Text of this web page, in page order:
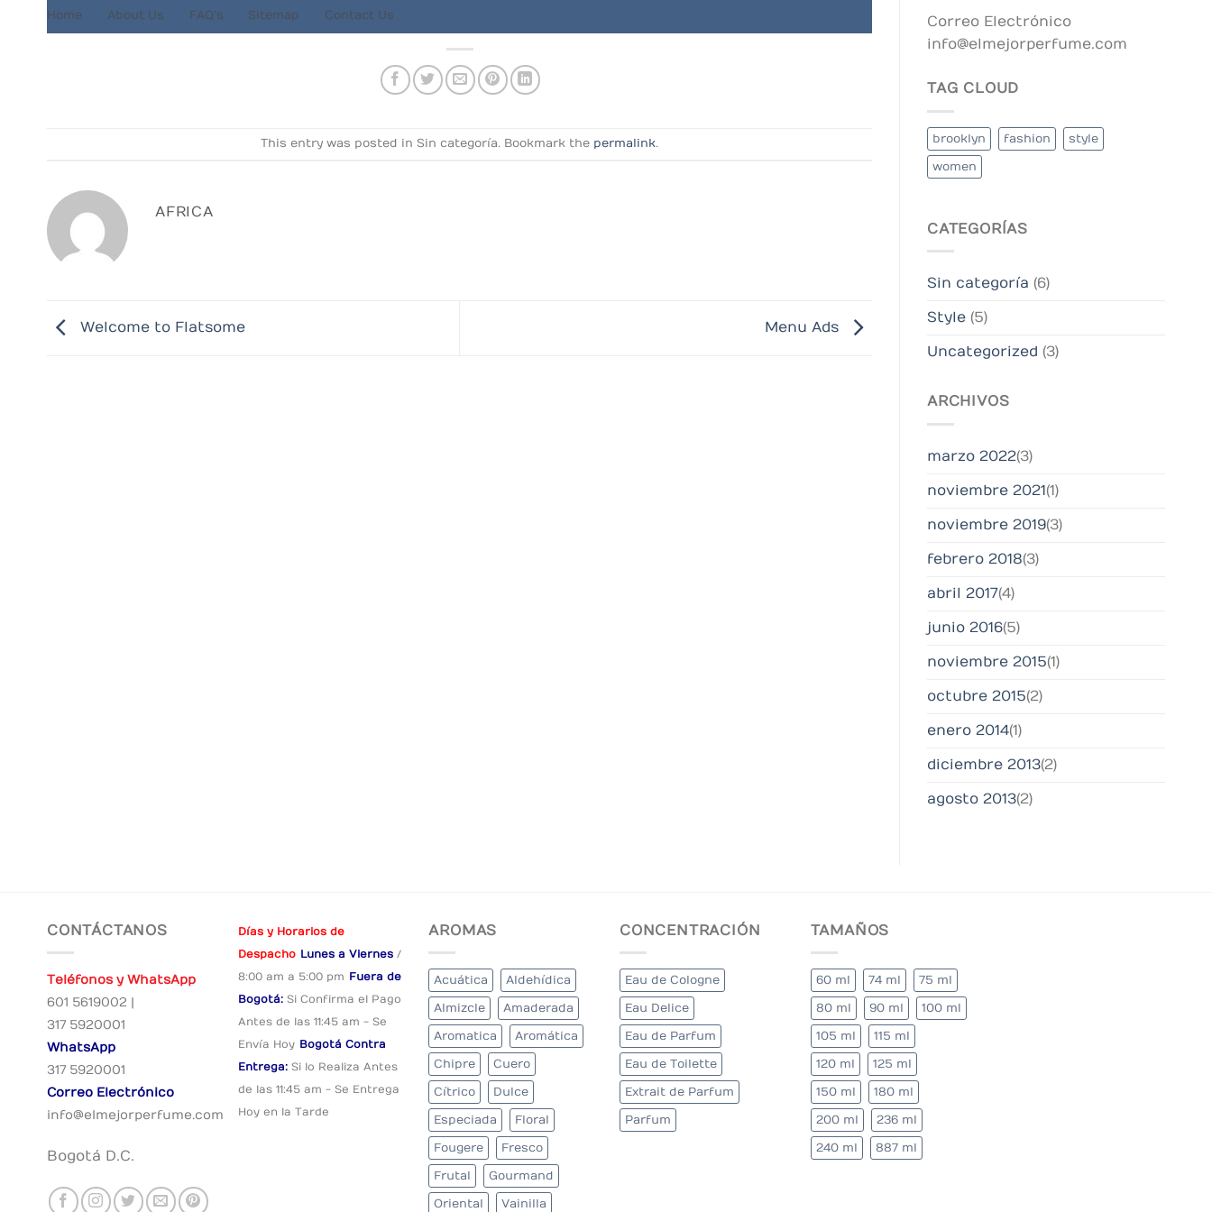
Home About Us FAQ’s Sitemap Contact Us
This entry was posted in Sin categoría. Bookmark the permalink.
AFRICA
Welcome to Flatsome Menu Ads
Correo Electrónico
info@elmejorperfume.com
TAG CLOUD
brooklyn fashion style
women
CATEGORÍAS
Sin categoría (6)
Style (5)
Uncategorized (3)
ARCHIVOS
marzo 2022(3)
noviembre 2021(1)
noviembre 2019(3)
febrero 2018(3)
abril 2017(4)
junio 2016(5)
noviembre 2015(1)
octubre 2015(2)
enero 2014(1)
diciembre 2013(2)
agosto 2013(2)
CONTÁCTANOS
Teléfonos y WhatsApp
601 5619002 |
317 5920001
WhatsApp
317 5920001
Correo Electrónico
info@elmejorperfume.com
Bogotá D.C.
Días y Horarios de
Despacho Lunes a Viernes /
8:00 am a 5:00 pm Fuera de
Bogotá: Si Confirma el Pago
Antes de las 11:45 am - Se
Envía Hoy Bogotá Contra
Entrega:Si lo Realiza Antes
de las 11:45 am - Se Entrega
Hoy en la Tarde
AROMAS
Acuática Aldehídica
Almizcle Amaderada
Aromatica Aromática
Chipre Cuero
Cítrico Dulce
Especiada Floral
Fougere Fresco
Frutal Gourmand
Oriental Vainilla
CONCENTRACIÓN
Eau de Cologne
Eau Delice
Eau de Parfum
Eau de Toilette
Extrait de Parfum
Parfum
TAMAÑOS
60 ml 74 ml 75 ml
80 ml 90 ml 100 ml
105 ml 115 ml
120 ml 125 ml
150 ml 180 ml
200 ml 236 ml
240 ml 887 ml